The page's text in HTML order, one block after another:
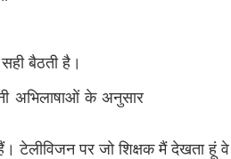
बैठती है।
अभिलाषाओं के अनुसार
टेलीविजन पर जो शिक्षक मैं देखता हूं वे